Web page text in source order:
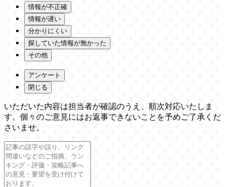
情報が不正確
情報が遅い
分かりにくい
探していた情報が無かった
その他
アンケート
閉じる
いただいた内容は担当者が確認のうえ、順次対応いたしま
す。個々のご意見にはお返事できないことを予めご了承くだ
さいませ。